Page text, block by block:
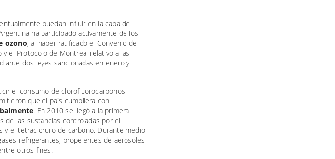
puedan influir en la capa de
ha participado activamente de los
ozono, al haber ratificado el Convenio de
el Protocolo de Montreal relativo a las
dos leyes sancionadas en enero y
el consumo de clorofluorocarbonos
que el país cumpliera con
. En 2010 se llegó a la primera
de las sustancias controladas por el
y el tetracloruro de carbono. Durante medio
refrigerantes, propelentes de aerosoles
otros fines.